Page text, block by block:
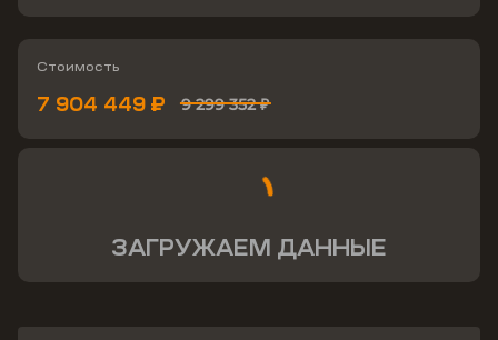
Стоимость
9 299 352 ₽
7 904 449 ₽
ЗАГРУЖАЕМ ДАННЫЕ